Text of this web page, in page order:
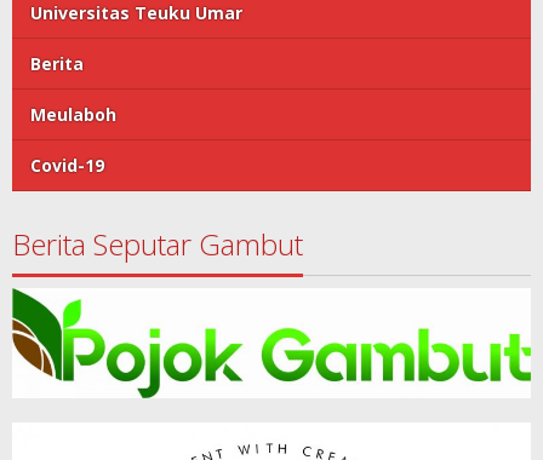
Universitas Teuku Umar
Berita
Meulaboh
Covid-19
Berita Seputar Gambut